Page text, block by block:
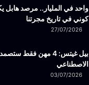
واحد في المليار.. مرصد هابل
كوني في تاريخ مجرتنا
27/07/2026
بيل غيتس: 4 مهن فقط
الاصطناعي
03/07/2026